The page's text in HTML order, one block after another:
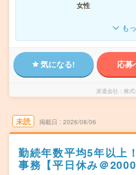
女性
も
気になる! 応募
派遣会社 株式
未読 掲載日 2026/08/06
勤続年数平均5年以上
事務【平日休み＠2000